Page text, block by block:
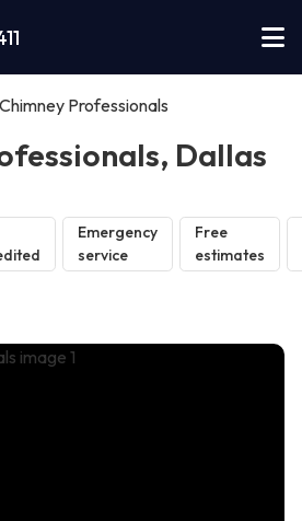
Chimney Professionals
Dallas
Emergency
service
Free
estimates